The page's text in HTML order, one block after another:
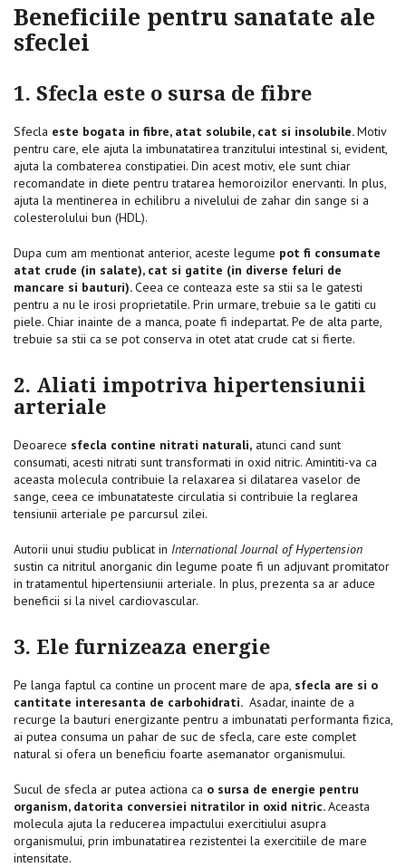
Beneficiile pentru sanatate ale
sfeclei
1. Sfecla este o sursa de fibre
Sfecla este bogata in fibre, atat solubile, cat si insolubile.Motiv
pentru care, ele ajuta la imbunatatirea tranzitului intestinal si, evident,
ajuta la combaterea constipatiei. Din acest motiv, ele sunt chiar
recomandate in diete pentru tratarea hemoroizilor enervanti. In plus,
ajuta la mentinerea in echilibru a nivelului de zahar din sange si a
colesterolului bun (HDL).
Dupa cum am mentionat anterior, aceste legume pot fi consumate
atat crude (in salate), cat si gatite (in diverse feluri de
mancare si bauturi).Ceea ce conteaza este sa stii sa le gatesti
pentru a nu le irosi proprietatile. Prin urmare, trebuie sa le gatiti cu
piele. Chiar inainte de a manca, poate fi indepartat. Pe de alta parte,
trebuie sa stii ca se pot conserva in otet atat crude cat si fierte.
2. Aliati impotriva hipertensiunii
arteriale
Deoarece sfecla contine nitrati naturali, atunci cand sunt
consumati, acesti nitrati sunt transformati in oxid nitric. Amintiti-va ca
aceasta molecula contribuie la relaxarea si dilatarea vaselor de
sange, ceea ce imbunatateste circulatia si contribuie la reglarea
tensiunii arteriale pe parcursul zilei.
Autorii unui studiu publicat in International Journal of Hypertension
sustin ca nitritul anorganic din legume poate fi un adjuvant promitator
in tratamentul hipertensiunii arteriale. In plus, prezenta sa ar aduce
beneficii si la nivel cardiovascular.
3. Ele furnizeaza energie
Pe langa faptul ca contine un procent mare de apa, sfecla are si o
cantitate interesanta de carbohidrati. Asadar, inainte de a
recurge la bauturi energizante pentru a imbunatati performanta fizica,
ai putea consuma un pahar de suc de sfecla, care este complet
natural si ofera un beneficiu foarte asemanator organismului.
Sucul de sfecla ar putea actiona ca o sursa de energie pentru
organism, datorita conversiei nitratilor in oxid nitric.Aceasta
molecula ajuta la reducerea impactului exercitiului asupra
organismului, prin imbunatatirea rezistentei la exercitiile de mare
intensitate.